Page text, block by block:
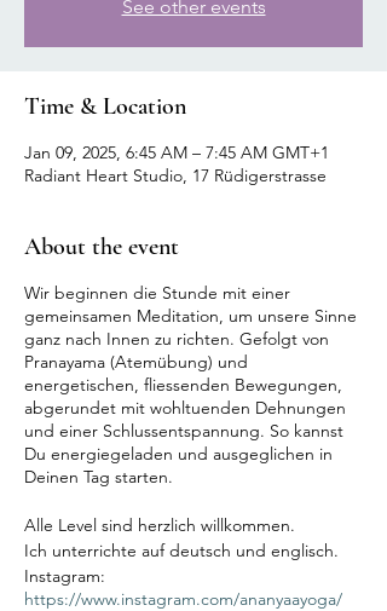
See other events
Time & Location
Jan 09, 2025, 6:45 AM – 7:45 AM GMT+1
Radiant Heart Studio, 17 Rüdigerstrasse
About the event
Wir beginnen die Stunde mit einer
gemeinsamen Meditation, um unsere Sinne
ganz nach Innen zu richten. Gefolgt von
Pranayama (Atemübung) und
energetischen, fliessenden Bewegungen,
abgerundet mit wohltuenden Dehnungen
und einer Schlussentspannung. So kannst
Du energiegeladen und ausgeglichen in
Deinen Tag starten.
Alle Level sind herzlich willkommen.
Ich unterrichte auf deutsch und englisch.
Instagram:
https://www.instagram.com/ananyaayoga/